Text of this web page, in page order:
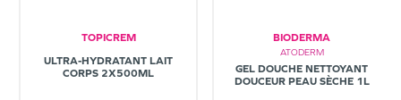
TOPICREM
ULTRA-HYDRATANT LAIT
CORPS 2X500ML
BIODERMA
ATODERM
GEL DOUCHE NETTOYANT
DOUCEUR PEAU SÈCHE 1L